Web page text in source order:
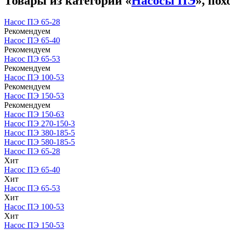
Насос ПЭ 65-28
Рекомендуем
Насос ПЭ 65-40
Рекомендуем
Насос ПЭ 65-53
Рекомендуем
Насос ПЭ 100-53
Рекомендуем
Насос ПЭ 150-53
Рекомендуем
Насос ПЭ 150-63
Насос ПЭ 270-150-3
Насос ПЭ 380-185-5
Насос ПЭ 580-185-5
Насос ПЭ 65-28
Хит
Насос ПЭ 65-40
Хит
Насос ПЭ 65-53
Хит
Насос ПЭ 100-53
Хит
Насос ПЭ 150-53